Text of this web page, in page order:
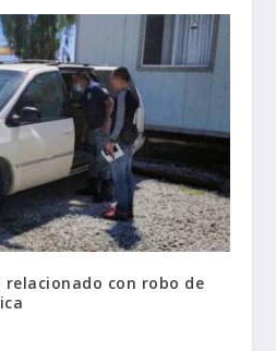
con robo de